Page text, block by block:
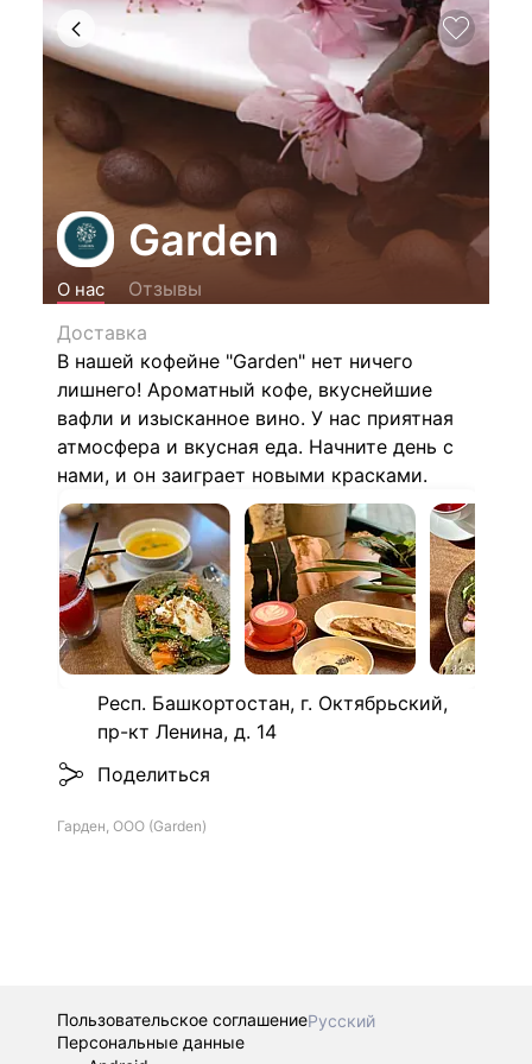
Garden
О нас
Отзывы
Доставка
В нашей кофейне "Garden" нет ничего
лишнего! Ароматный кофе, вкуснейшие
вафли и изысканное вино. У нас приятная
атмосфера и вкусная еда. Начните день с
нами, и он заиграет новыми красками.
Респ. Башкортостан, г. Октябрьский,
пр-кт Ленина, д. 14
Поделиться
Гарден, ООО (Garden)
Пользовательское соглашениеРусский
Персональные данные